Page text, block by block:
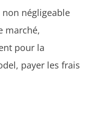
négligeable
marché,
pour la
payer les frais